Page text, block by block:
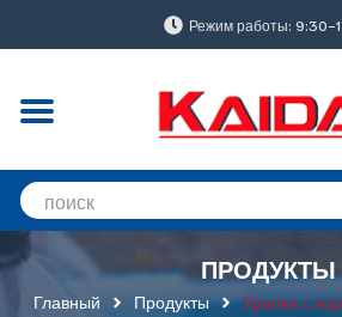
Режим работы: 9:30-
ПРОДУКТЫ
Главный Продукты
Уралка с